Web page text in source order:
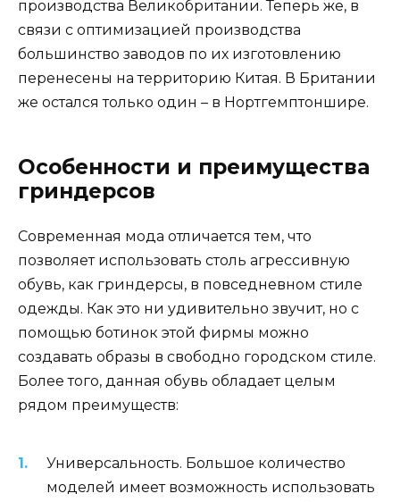
производства Великобритании. Теперь же, в
связи с оптимизацией производства
большинство заводов по их изготовлению
перенесены на территорию Китая. В Британии
же остался только один – в Нортгемптоншире.
Особенности и преимущества
гриндерсов
Современная мода отличается тем, что
позволяет использовать столь агрессивную
обувь, как гриндерсы, в повседневном стиле
одежды. Как это ни удивительно звучит, но с
помощью ботинок этой фирмы можно
создавать образы в свободно городском стиле.
Более того, данная обувь обладает целым
рядом преимуществ:
Универсальность. Большое количество
моделей имеет возможность использовать